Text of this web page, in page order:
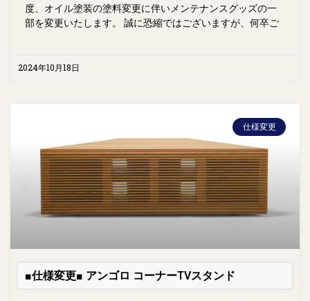
度、オイル塗装の塗料変更に伴いメンテナンスグッズの一
部を変更いたします。 誠に恐縮ではございますが、何卒ご
2024年10月18日
仕様変更
■仕様変更■ アンゴロ コーナーTVスタンド